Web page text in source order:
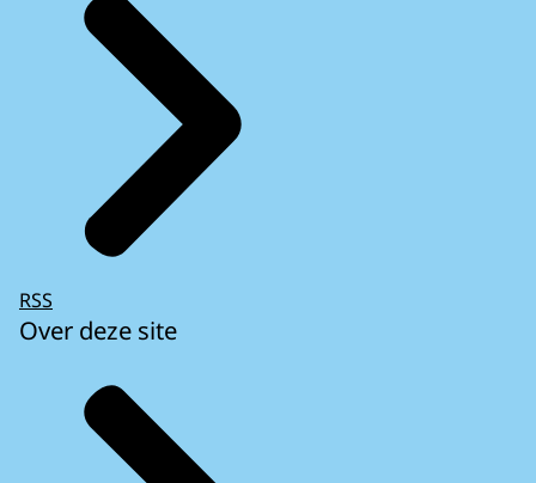
RSS
Over deze site